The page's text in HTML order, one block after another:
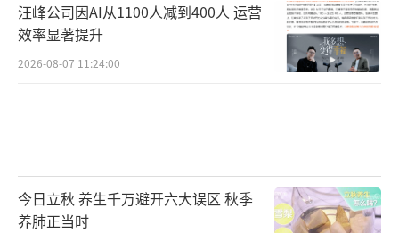
汪峰公司因AI从1100人减到400人 运营
效率显著提升
2026-08-07 11:24:00
今日立秋 养生千万避开六大误区 秋季
养肺正当时